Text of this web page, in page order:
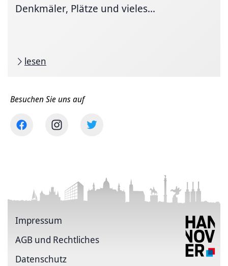
Denkmäler, Plätze und vieles...
lesen
Besuchen Sie uns auf
Impressum
AGB und Rechtliches
Datenschutz